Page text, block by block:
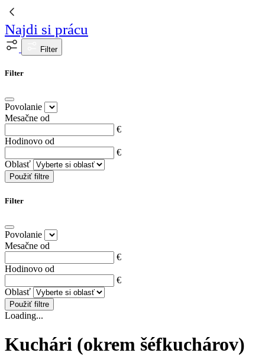
Najdi si prácu
Filter
Filter
Povolanie
Mesačne od
€
Hodinovo od
€
Oblasť
Použiť filtre
Filter
Povolanie
Mesačne od
€
Hodinovo od
€
Oblasť
Použiť filtre
Loading...
Kuchári (okrem šéfkuchárov)